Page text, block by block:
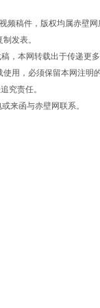
稿件，版权均属赤壁网
发表。
，本网转载出于传递更
用，必须保留本网注明
究责任。
来函与赤壁网联系。